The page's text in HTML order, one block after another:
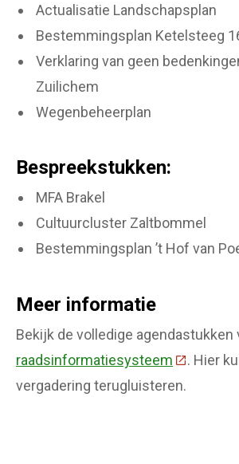
Actualisatie Landschapsplan
Bestemmingsplan Ketelsteeg
Verklaring van geen
Zuilichem
Wegenbeheerplan
Bespreekstukken:
MFA Brakel
Cultuurcluster Zaltbommel
Bestemmingsplan ’t Hof van
Meer informatie
Bekijk de volledige agendastukken
raadsinformatiesysteem (Deze
. Hier
vergadering terugluisteren.